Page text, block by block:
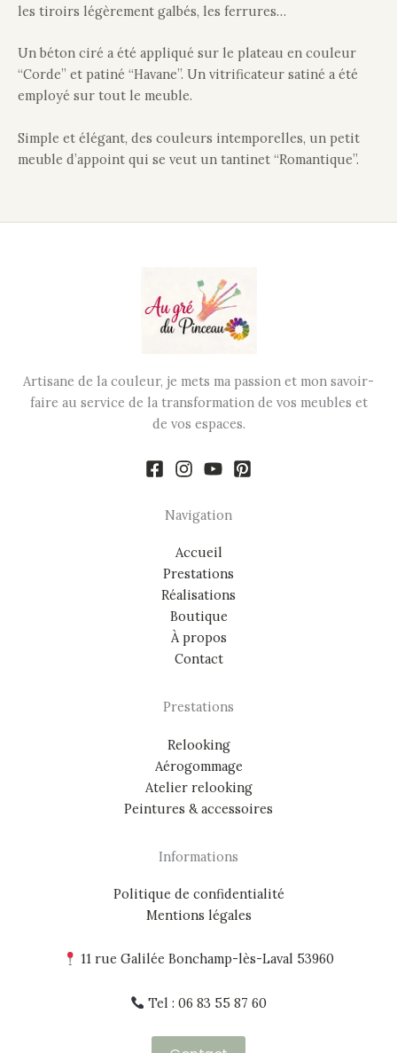
les tiroirs légèrement galbés, les ferrures…
Un béton ciré a été appliqué sur le plateau en couleur
“Corde” et patiné “Havane”. Un vitrificateur satiné a été
employé sur tout le meuble.
Simple et élégant, des couleurs intemporelles, un petit
meuble d’appoint qui se veut un tantinet “Romantique”.
Artisane de la couleur, je mets ma passion et mon savoir-
faire au service de la transformation de vos meubles et
de vos espaces.
Navigation
Accueil
Prestations
Réalisations
Boutique
À propos
Contact
Prestations
Relooking
Aérogommage
Atelier relooking
Peintures & accessoires
Informations
Politique de confidentialité
Mentions légales
11 rue Galilée Bonchamp-lès-Laval 53960
Tel : 06 83 55 87 60